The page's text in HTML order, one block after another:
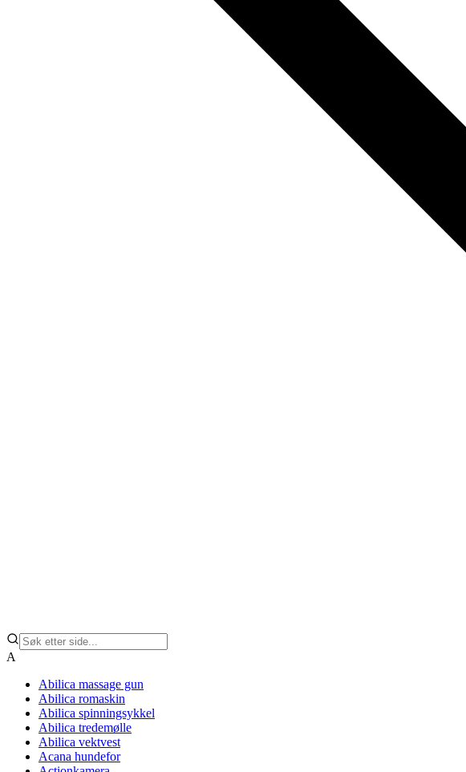
A
Abilica massage gun
Abilica romaskin
Abilica spinningsykkel
Abilica tredemølle
Abilica vektvest
Acana hundefor